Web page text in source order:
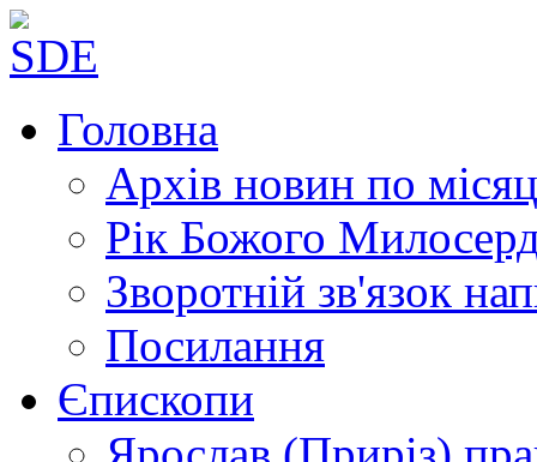
Головна
Архів новин по
Рік Божого
Зворотній зв'язок
Посилання
Єпископи